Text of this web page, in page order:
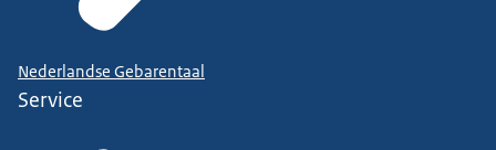
Nederlandse Gebarentaal
Service